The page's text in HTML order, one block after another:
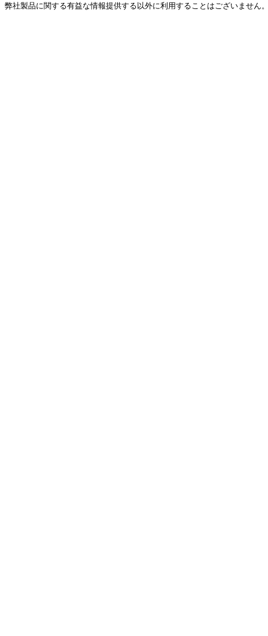
弊社製品に関する有益な情報提供する以外に利用することはございません